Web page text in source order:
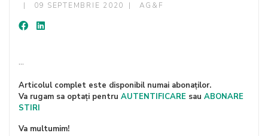
09 SEPTEMBRIE 2020
AG&F
...
Articolul complet este disponibil numai abonaților.
Va rugam sa optați pentru AUTENTIFICARE sau ABONARE
STIRI
Va multumim!